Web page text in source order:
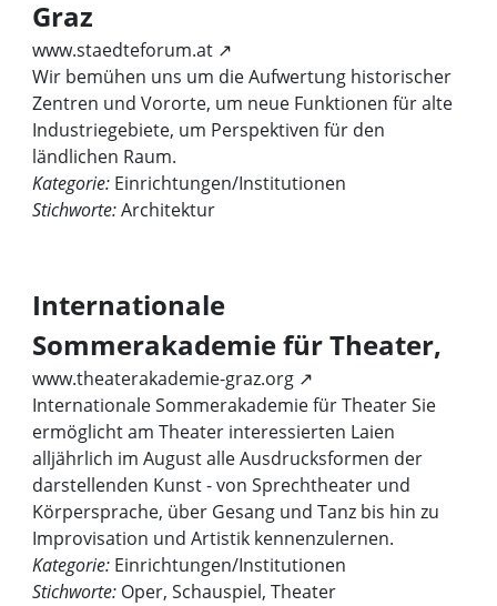
Graz
www.staedteforum.at ↗
Wir bemühen uns um die Aufwertung historischer
Zentren und Vororte, um neue Funktionen für alte
Industriegebiete, um Perspektiven für den
ländlichen Raum.
Kategorie: Einrichtungen/Institutionen
Stichworte:Architektur
Internationale
Sommerakademie für Theater,
www.theaterakademie-graz.org ↗
Internationale Sommerakademie für Theater Sie
ermöglicht am Theater interessierten Laien
alljährlich im August alle Ausdrucksformen der
darstellenden Kunst - von Sprechtheater und
Körpersprache, über Gesang und Tanz bis hin zu
Improvisation und Artistik kennenzulernen.
Kategorie: Einrichtungen/Institutionen
Stichworte: Oper, Schauspiel, Theater